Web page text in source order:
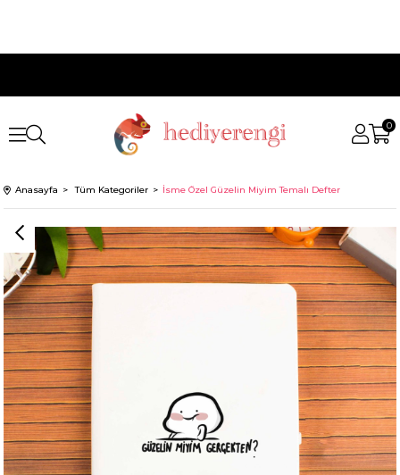
0
Anasayfa Tüm Kategoriler İsme Özel Güzelin Miyim Temalı Defter